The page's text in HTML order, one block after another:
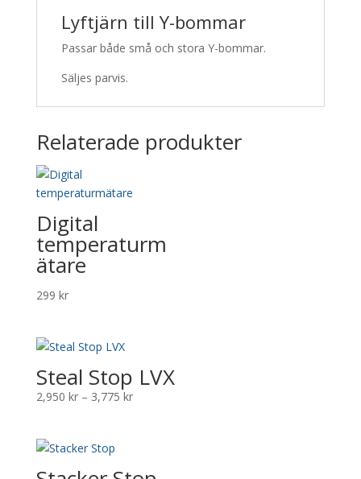
Lyftjärn till Y-bommar
Passar både små och stora Y-bommar.
Säljes parvis.
Relaterade produkter
Digital
temperaturm
ätare
299 kr
Steal Stop LVX
2,950 kr – 3,775 krPrisintervall: